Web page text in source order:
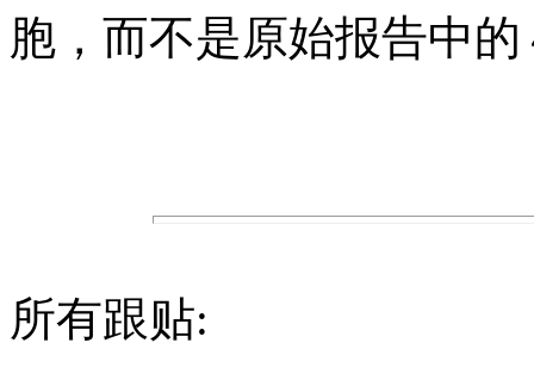
胞，而不是原始报告中
所有跟贴: